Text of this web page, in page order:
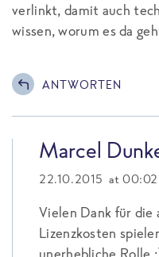
verlinkt, damit auch
wissen, worum es da
ANTWORTEN
Marcel
22.10.2015 at 00:02
Vielen Dank für
Lizenzkosten
unerhebliche Rolle